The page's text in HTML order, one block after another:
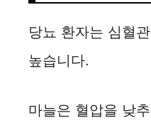
당뇨 환자는 심혈
높습니다.
마늘은 혈압을 낮